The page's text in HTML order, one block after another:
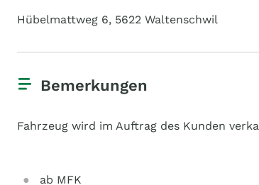
Hübelmattweg 6, 5622 Waltenschwil
Bemerkungen
Fahrzeug wird im Auftrag des Kunden
ab MFK